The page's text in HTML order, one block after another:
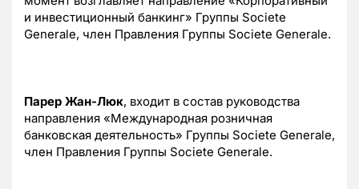
и инвестиционный банкинг» Группы Societe
Generale, член Правления Группы Societe Generale.
Парер Жан-Люк, входит в состав руководства
направления «Международная розничная
банковская деятельность» Группы Societe Generale,
член Правления Группы Societe Generale.